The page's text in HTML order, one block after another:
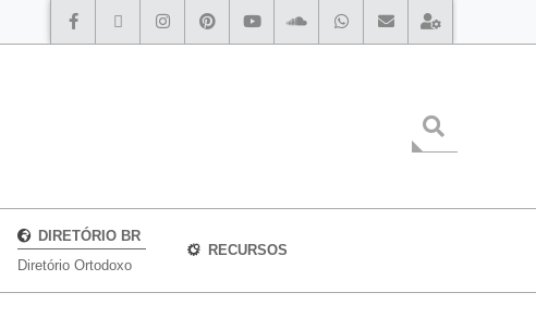
DIRETÓRIO BR
Diretório Ortodoxo
RECURSOS